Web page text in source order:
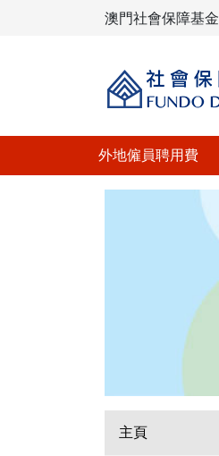
澳門社會保障基金
外地僱員聘用費
主頁